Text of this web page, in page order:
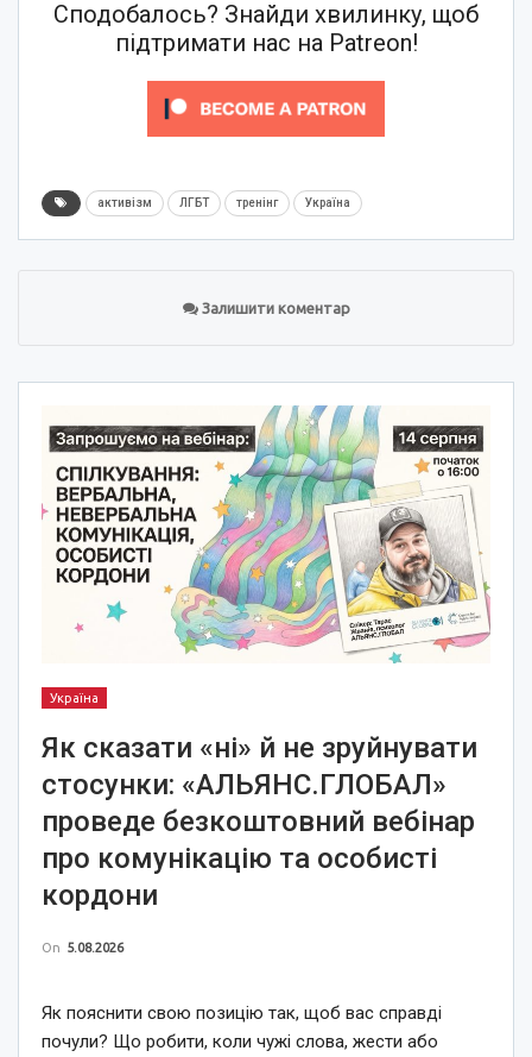
Сподобалось? Знайди хвилинку, щоб
підтримати нас на Patreon!
активізм ЛГБТ тренінг Україна
Залишити коментар
Україна
Як сказати «ні» й не зруйнувати
стосунки: «АЛЬЯНС.ГЛОБАЛ»
проведе безкоштовний вебінар
про комунікацію та особисті
кордони
On 5.08.2026
Як пояснити свою позицію так, щоб вас справді
почули? Що робити, коли чужі слова, жести або